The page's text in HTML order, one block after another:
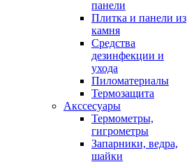
панели
Плитка и панели из
камня
Средства
дезинфекции и
ухода
Пиломатериалы
Термозащита
Аксcесуары
Термометры,
гигрометры
Запарники, ведра,
шайки